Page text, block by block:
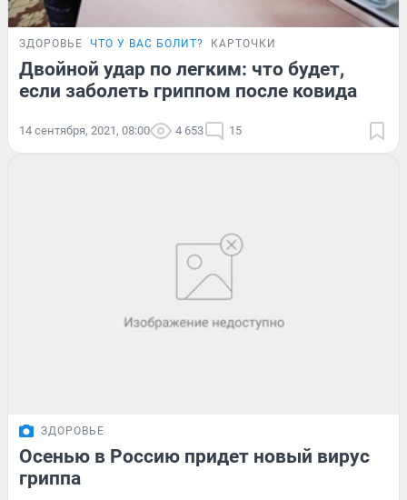
ЗДОРОВЬЕ ЧТО У ВАС БОЛИТ? КАРТОЧКИ
Двойной удар по легким: что будет,
если заболеть гриппом после ковида
14 сентября, 2021, 08:00 4 653 15
ЗДОРОВЬЕ
Осенью в Россию придет новый вирус
гриппа